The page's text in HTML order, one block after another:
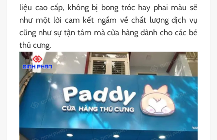
liệu cao cấp, không bị bong tróc hay phai màu sẽ
như một lời cam kết ngầm về chất lượng dịch vụ
cũng như sự tận tâm mà cửa hàng dành cho các bé
thú cưng.